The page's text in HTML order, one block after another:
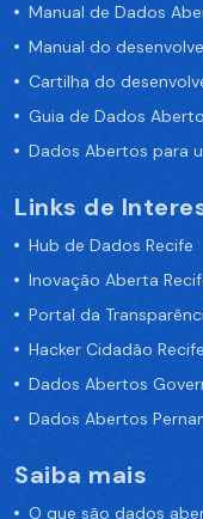
Manual de Dados
Manual do
Cartilha do
Guia de Dados
Dados Abertos para
Links de
Hub de Dados Recife
Inovação Aberta
Portal da
Hacker Cidadão Recife
Dados Abertos
Dados Abertos
Saiba mais
O que são dados